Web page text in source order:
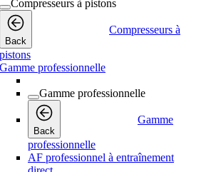
Compresseurs à pistons
Back
Compresseurs à
pistons
Gamme professionnelle
Gamme professionnelle
Back
Gamme
professionnelle
AF professionnel à entraînement